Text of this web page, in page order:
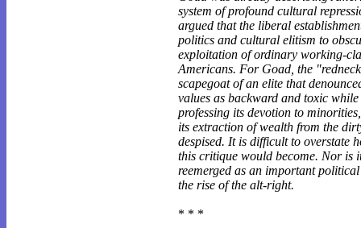
system of profound cultural
argued that the liberal
politics and cultural elitism to
exploitation of ordinary working-
Americans. For Goad, the
scapegoat of an elite that
values as backward and toxic
professing its devotion to
its extraction of wealth from the
despised. It is difficult to overstate
this critique would become. Nor is
reemerged as an important
the rise of the alt-right.
* * *